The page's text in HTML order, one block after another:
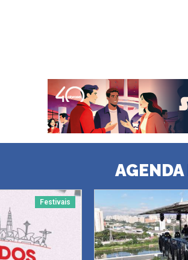
Festivais